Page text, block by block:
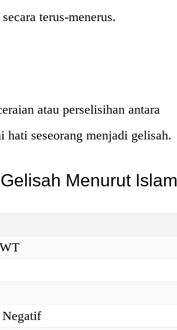
terus-menerus.
atau perselisihan antara
hati seseorang menjadi gelisah.
Menurut Islam
Negatif